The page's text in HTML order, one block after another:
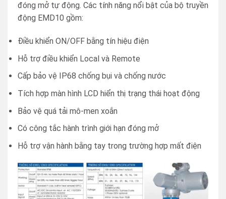
đóng mở tự động. Các tính năng nổi bật của bộ truyền
động EMD10 gồm:
Điều khiển ON/OFF bằng tín hiệu điện
Hỗ trợ điều khiển Local và Remote
Cấp bảo vệ IP68 chống bụi và chống nước
Tích hợp màn hình LCD hiển thị trạng thái hoạt động
Bảo vệ quá tải mô-men xoắn
Có công tắc hành trình giới hạn đóng mở
Hỗ trợ vận hành bằng tay trong trường hợp mất điện